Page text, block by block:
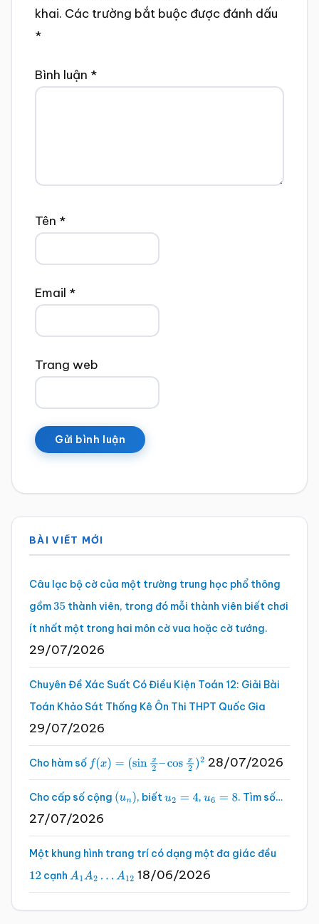
khai. Các trường bắt buộc được đánh dấu
*
Bình luận *
Tên *
Email *
Trang web
Sidebar
chính
BÀI VIẾT MỚI
Câu lạc bộ cờ của một trường trung học phổ thông
gồm35 thành viên, trong đó mỗi thành viên biết chơi
ít nhất một trong hai môn cờ vua hoặc cờ tướng.
29/07/2026
Chuyên Đề Xác Suất Có Điều Kiện Toán 12: Giải Bài
Toán Khảo Sát Thống Kê Ôn Thi THPT Quốc Gia
29/07/2026
Cho hàm số f(x)=(sinx2 –cosx2 )2 28/07/2026
Cho cấp số cộng (un), biếtu2 =4 , u6 =8 . Tìm số…
27/07/2026
Một khung hình trang trí có dạng một đa giác đều
12 cạnh A1A2…A 12 18/06/2026